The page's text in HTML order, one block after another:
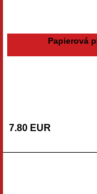
Papierová
7.80 EUR